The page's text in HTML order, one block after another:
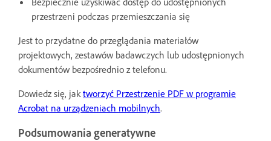
przestrzeni podczas przemieszczania się
Jest to przydatne do przeglądania materiałów
projektowych, zestawów badawczych lub udostępnionych
dokumentów bezpośrednio z telefonu.
Dowiedz się, jaktworzyć Przestrzenie PDF w programie
Acrobat na urządzeniach mobilnych.
Podsumowania generatywne